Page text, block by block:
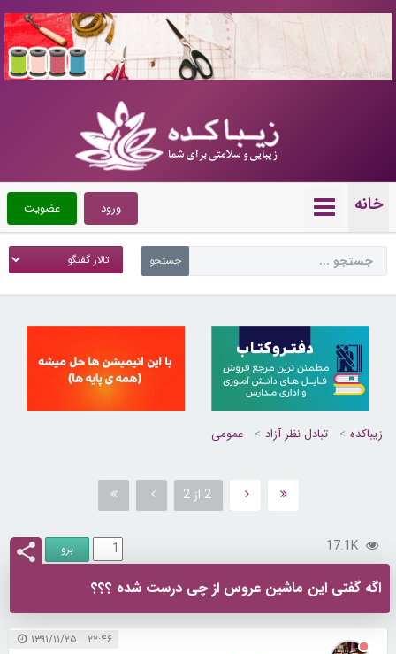
10724196
خانه عضویت ورود
زیباکده تبادل نظر آزاد عمومی
2 از 2
17.1K
اگه گفتی این ماشین عروس از چی درست شده ؟؟؟
۲۲:۴۶ ۱۳۹۱/۱۱/۲۵